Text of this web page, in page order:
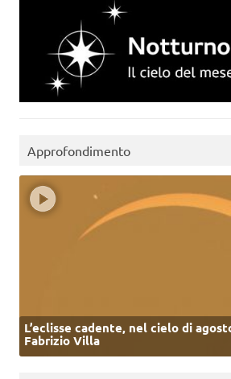
Approfondimento
L’eclisse cadente, nel cielo di
Fabrizio Villa